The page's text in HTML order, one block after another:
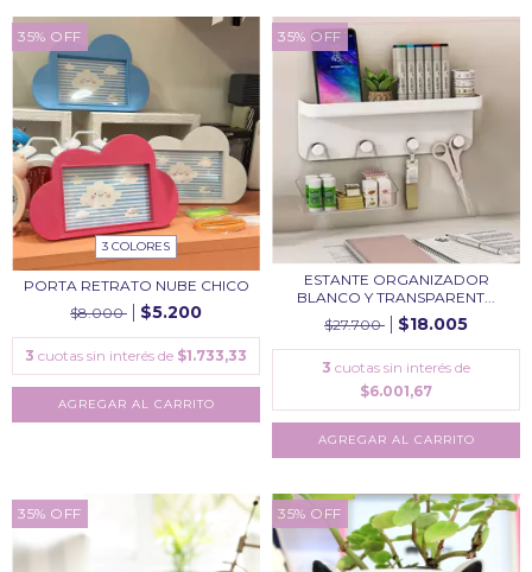
35% OFF
3 COLORES
PORTA RETRATO NUBE CHICO
$8.000
$5.200
3 cuotas sin interés de $1.733,33
AGREGAR AL CARRITO
35% OFF
ESTANTE ORGANIZADOR
BLANCO Y TRANSPARENT...
$27.700
$18.005
3 cuotas sin interés de
$6.001,67
35% OFF 35% OFF